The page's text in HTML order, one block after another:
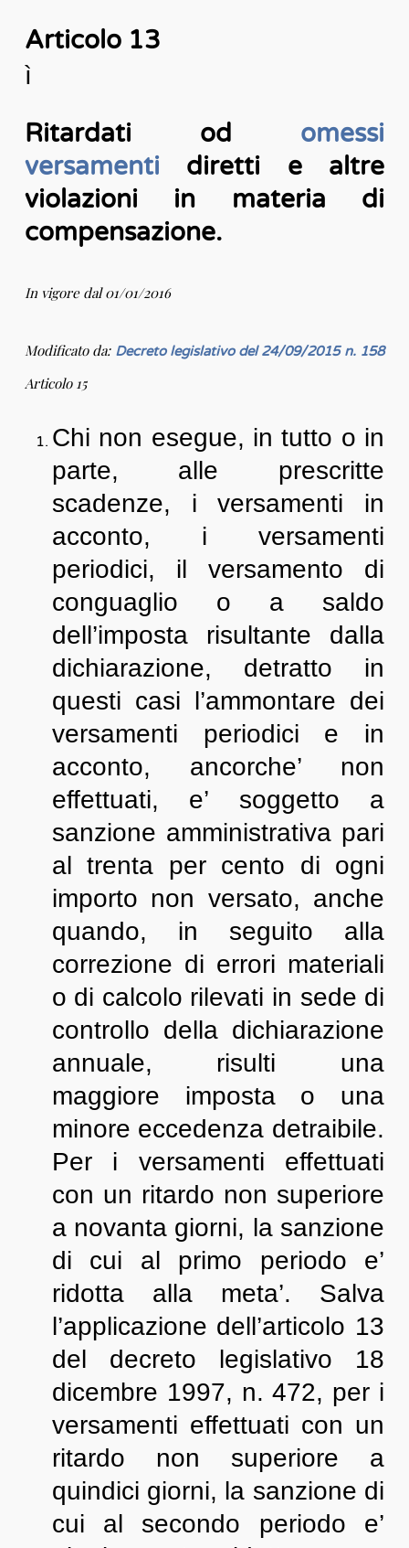
Articolo 13
ì
Ritardati od omessi
versamenti diretti e altre
violazioni in materia di
compensazione.
In vigore dal 01/01/2016
Modificato da: Decreto legislativo del 24/09/2015 n. 158
Articolo 15
Chi non esegue, in tutto o in
parte, alle prescritte
scadenze, i versamenti in
acconto, i versamenti
periodici, il versamento di
conguaglio o a saldo
dell’imposta risultante dalla
dichiarazione, detratto in
questi casi l’ammontare dei
versamenti periodici e in
acconto, ancorche’ non
effettuati, e’ soggetto a
sanzione amministrativa pari
al trenta per cento di ogni
importo non versato, anche
quando, in seguito alla
correzione di errori materiali
o di calcolo rilevati in sede di
controllo della dichiarazione
annuale, risulti una
maggiore imposta o una
minore eccedenza detraibile.
Per i versamenti effettuati
con un ritardo non superiore
a novanta giorni, la sanzione
di cui al primo periodo e’
ridotta alla meta’. Salva
l’applicazione dell’articolo 13
del decreto legislativo 18
dicembre 1997, n. 472, per i
versamenti effettuati con un
ritardo non superiore a
quindici giorni, la sanzione di
cui al secondo periodo e’